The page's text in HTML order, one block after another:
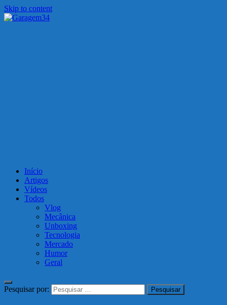
Skip to content
Início
Artigos
Vídeos
Todos
Vlog
Mecânica
Unboxing
Tecnologia
Mercado
Humor
Geral
Pesquisar por: